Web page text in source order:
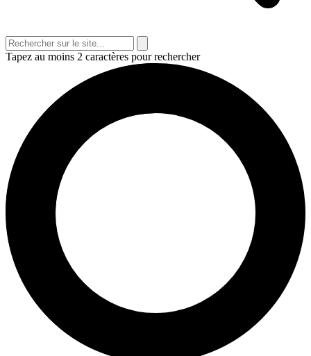
Tapez au moins 2 caractères pour rechercher